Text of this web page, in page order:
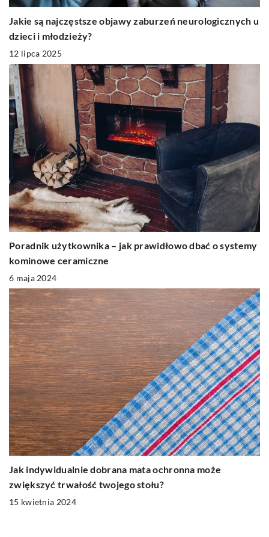
Jakie są najczęstsze objawy zaburzeń neurologicznych u
dzieci i młodzieży?
12 lipca 2025
Poradnik użytkownika – jak prawidłowo dbać o systemy
kominowe ceramiczne
6 maja 2024
Jak indywidualnie dobrana mata ochronna może
zwiększyć trwałość twojego stołu?
15 kwietnia 2024